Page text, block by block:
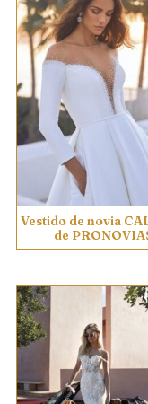
Vestido de novia
de